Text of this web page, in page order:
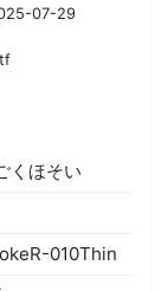
07-29
くほそい
010Thin